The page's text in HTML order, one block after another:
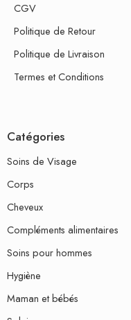
CGV
Politique de Retour
Politique de Livraison
Termes et Conditions
Catégories
Soins de Visage
Corps
Cheveux
Compléments alimentaires
Soins pour hommes
Hygiène
Maman et bébés